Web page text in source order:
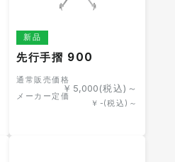
新品
先行手摺 900
通常販売価格
￥ 5,000(税込)～
メーカー定価
￥ -(税込)～